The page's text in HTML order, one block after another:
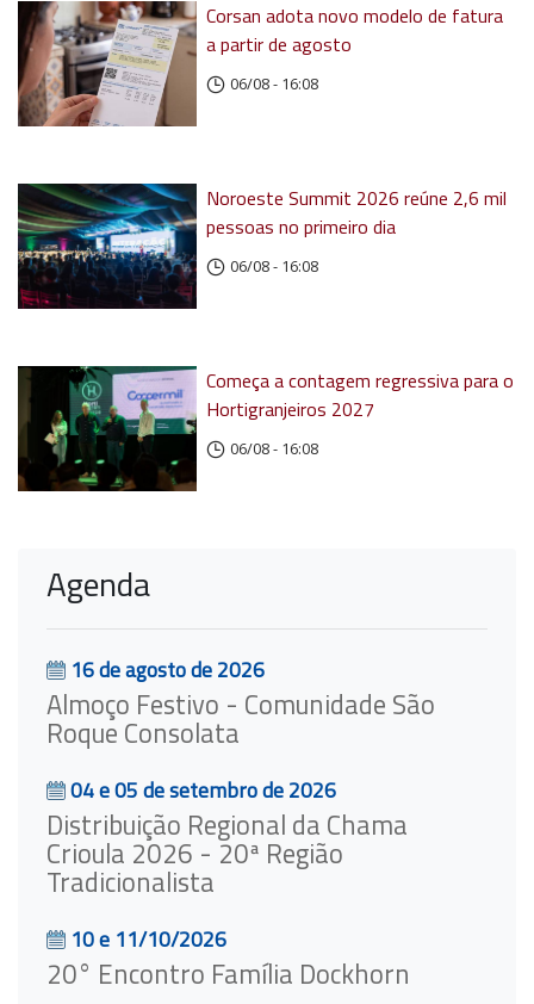
Corsan adota novo modelo de fatura
a partir de agosto
06/08 - 16:08
Noroeste Summit 2026 reúne 2,6 mil
pessoas no primeiro dia
06/08 - 16:08
Começa a contagem regressiva para o
Hortigranjeiros 2027
06/08 - 16:08
Agenda
16 de agosto de 2026
Almoço Festivo - Comunidade São
Roque Consolata
04 e 05 de setembro de 2026
Distribuição Regional da Chama
Crioula 2026 - 20ª Região
Tradicionalista
10 e 11/10/2026
20° Encontro Família Dockhorn